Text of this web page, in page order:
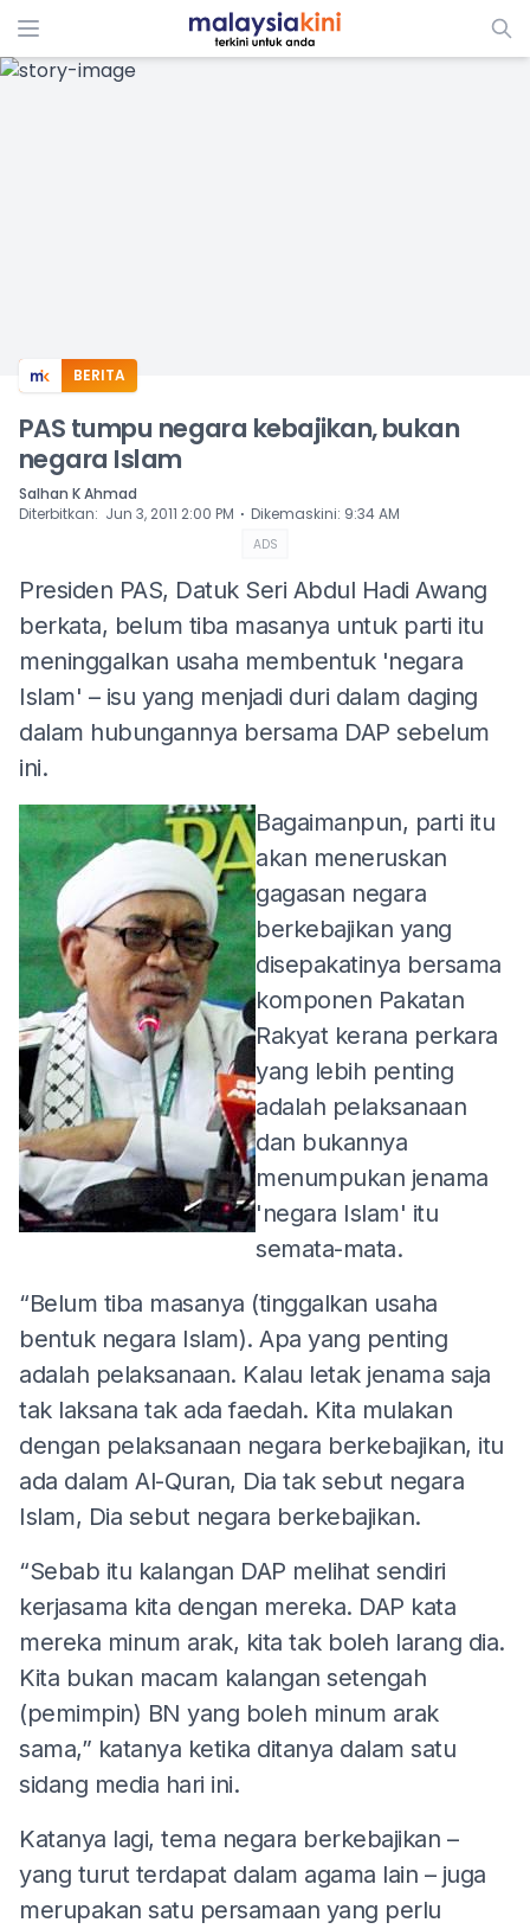
ADS
BERITA
PAS tumpu negara kebajikan, bukan
negara Islam
Salhan K Ahmad
Diterbitkan: Jun 3, 2011 2:00 PM ⋅ Dikemaskini: 9:34 AM
ADS
Presiden PAS, Datuk Seri Abdul Hadi Awang
berkata, belum tiba masanya untuk parti itu
meninggalkan usaha membentuk 'negara
Islam' – isu yang menjadi duri dalam daging
dalam hubungannya bersama DAP sebelum
ini.
Bagaimanpun, parti itu
akan meneruskan
gagasan negara
berkebajikan yang
disepakatinya bersama
komponen Pakatan
Rakyat kerana perkara
yang lebih penting
adalah pelaksanaan
dan bukannya
menumpukan jenama
'negara Islam' itu
semata-mata.
“Belum tiba masanya (tinggalkan usaha
bentuk negara Islam). Apa yang penting
adalah pelaksanaan. Kalau letak jenama saja
tak laksana tak ada faedah. Kita mulakan
dengan pelaksanaan negara berkebajikan, itu
ada dalam Al-Quran, Dia tak sebut negara
Islam, Dia sebut negara berkebajikan.
“Sebab itu kalangan DAP melihat sendiri
kerjasama kita dengan mereka. DAP kata
mereka minum arak, kita tak boleh larang dia.
Kita bukan macam kalangan setengah
(pemimpin) BN yang boleh minum arak
sama,” katanya ketika ditanya dalam satu
sidang media hari ini.
Katanya lagi, tema negara berkebajikan –
yang turut terdapat dalam agama lain – juga
merupakan satu persamaan yang perlu